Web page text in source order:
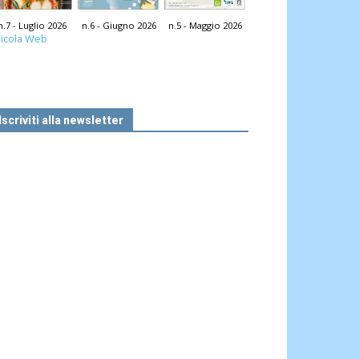
- Luglio 2026 n.6 - Giugno 2026 n.5 - Maggio 2026
Web
alla newsletter